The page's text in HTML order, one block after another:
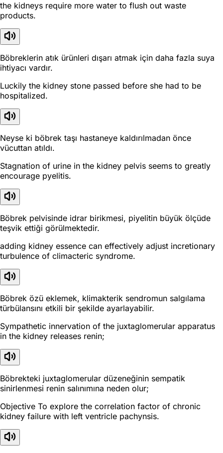
the kidneys require more water to flush out waste
products.
Böbreklerin atık ürünleri dışarı atmak için daha fazla suya
ihtiyacı vardır.
Luckily the kidney stone passed before she had to be
hospitalized.
Neyse ki böbrek taşı hastaneye kaldırılmadan önce
vücuttan atıldı.
Stagnation of urine in the kidney pelvis seems to greatly
encourage pyelitis.
Böbrek pelvisinde idrar birikmesi, piyelitin büyük ölçüde
teşvik ettiği görülmektedir.
adding kidney essence can effectively adjust incretionary
turbulence of climacteric syndrome.
Böbrek özü eklemek, klimakterik sendromun salgılama
türbülansını etkili bir şekilde ayarlayabilir.
Sympathetic innervation of the juxtaglomerular apparatus
in the kidney releases renin;
Böbrekteki juxtaglomerular düzeneğinin sempatik
sinirlenmesi renin salınımına neden olur;
Objective To explore the correlation factor of chronic
kidney failure with left ventricle pachynsis.